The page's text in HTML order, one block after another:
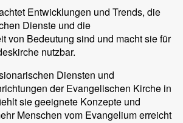
Entwicklungen und Trends, die
Dienste und die
von Bedeutung sind und macht sie für
nutzbar.
Diensten und
der Evangelischen Kirche in
sie geeignete Konzepte und
Menschen vom Evangelium erreicht